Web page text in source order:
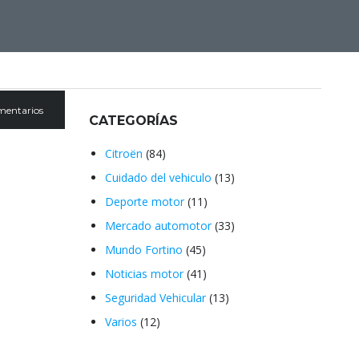
CATEGORÍAS
Citroën (84)
Cuidado del vehiculo (13)
Deporte motor(11)
Mercado automotor(33)
Mundo Fortino (45)
Noticias motor(41)
Seguridad Vehicular(13)
Varios (12)